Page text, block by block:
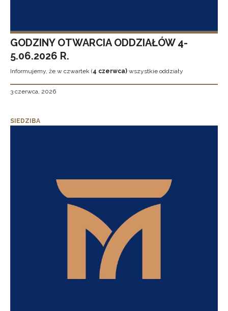
GODZINY OTWARCIA ODDZIAŁÓW 4-
5.06.2026 R.
Informujemy, że w czwartek (4 czerwca) wszystkie oddziały
3 czerwca, 2026
SIEDZIBA